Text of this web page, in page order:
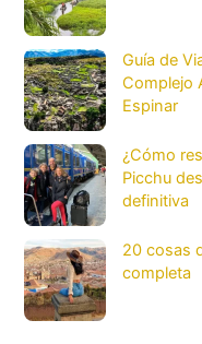
Guía de
Complejo
Espinar
¿Cómo
Picchu
definitiva
20 cosas
completa